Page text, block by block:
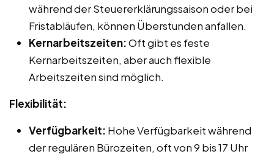
während der Steuererklärungssaison oder bei
Fristabläufen, können Überstunden anfallen.
Kernarbeitszeiten:Oft gibt es feste
Kernarbeitszeiten, aber auch flexible
Arbeitszeiten sind möglich.
Flexibilität:
Verfügbarkeit: Hohe Verfügbarkeit während
der regulären Bürozeiten, oft von 9 bis 17 Uhr